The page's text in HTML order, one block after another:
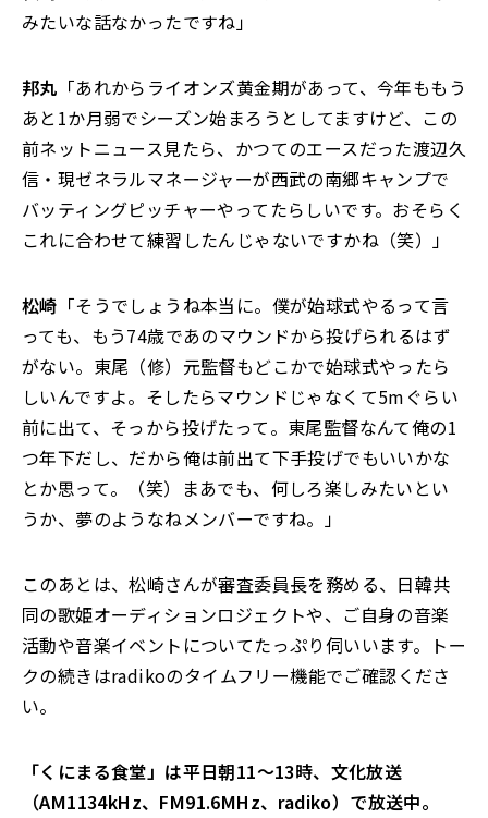
みたいな話なかったですね」
邦丸 「あれからライオンズ黄金期があって、今年ももう
あと1か月弱でシーズン始まろうとしてますけど、この
前ネットニュース見たら、かつてのエースだった渡辺久
信・現ゼネラルマネージャーが西武の南郷キャンプで
バッティングピッチャーやってたらしいです。おそらく
これに合わせて練習したんじゃないですかね（笑）」
松崎 「そうでしょうね本当に。僕が始球式やるって言
っても、もう74歳であのマウンドから投げられるはず
がない。東尾（修）元監督もどこかで始球式やったら
しいんですよ。そしたらマウンドじゃなくて5mぐらい
前に出て、そっから投げたって。東尾監督なんて俺の1
つ年下だし、だから俺は前出て下手投げでもいいかな
とか思って。（笑）まあでも、何しろ楽しみたいとい
うか、夢のようなねメンバーですね。」
このあとは、松崎さんが審査委員長を務める、日韓共
同の歌姫オーディションロジェクトや、ご自身の音楽
活動や音楽イベントについてたっぷり伺いいます。トー
クの続きはradikoのタイムフリー機能でご確認くださ
い。
「くにまる食堂」は平日朝11～13時、文化放送
（AM1134kHz、FM91.6MHz、radiko）で放送中。